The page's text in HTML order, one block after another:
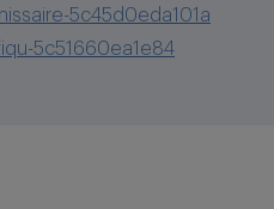
5c45d0eda101a
5c51660ea1e84